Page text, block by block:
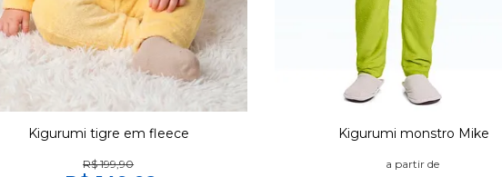
Kigurumi tigre em fleece
R$ 199,90
Kigurumi monstro Mike
a partir de